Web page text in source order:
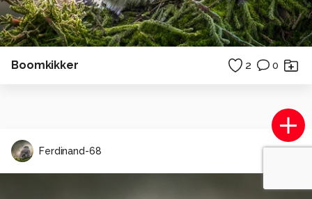
Boomkikker 2 0
Ferdinand-68